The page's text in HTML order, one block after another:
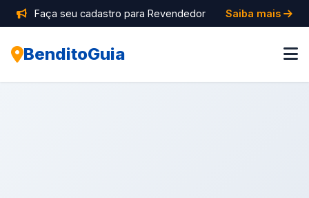
Faça seu cadastro para Revendedor Saiba mais
BenditoGuia